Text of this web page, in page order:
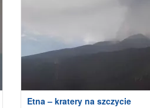
Etna – kratery na szczycie